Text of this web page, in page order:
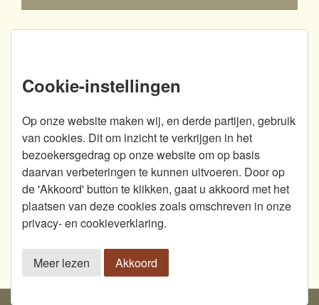
Vul uw e-mailadres in en blijf op de hoogte van de
laatst geplaatste ansichten. Plaatst 'Post van
Vroeger' een nieuwe ansicht op de website, dan
ontvangt u een bericht per e-mail.
Abonneren
Cookie-instellingen
Op onze website maken wij, en derde partijen, gebruik
van cookies. Dit om inzicht te verkrijgen in het
bezoekersgedrag op onze website om op basis
daarvan verbeteringen te kunnen uitvoeren. Door op
de 'Akkoord' button te klikken, gaat u akkoord met het
plaatsen van deze cookies zoals omschreven in onze
privacy- en cookieverklaring.
Meer lezen Akkoord